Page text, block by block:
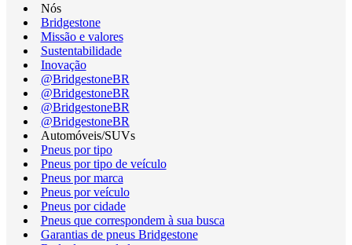
Nós
Bridgestone
Missão e valores
Sustentabilidade
Inovação
@BridgestoneBR
@BridgestoneBR
@BridgestoneBR
@BridgestoneBR
Automóveis/SUVs
Pneus por tipo
Pneus por tipo de veículo
Pneus por marca
Pneus por veículo
Pneus por cidade
Pneus que correspondem à sua busca
Garantias de pneus Bridgestone